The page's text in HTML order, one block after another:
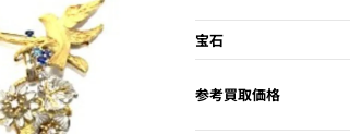
宝石
参考買取価格